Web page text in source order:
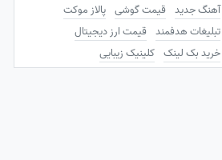
آهنگ جدید قیمت گوشی پالاز موکت
تبلیغات هدفمند قیمت ارز دیجیتال
خرید بک لینک کلینیک زیبایی